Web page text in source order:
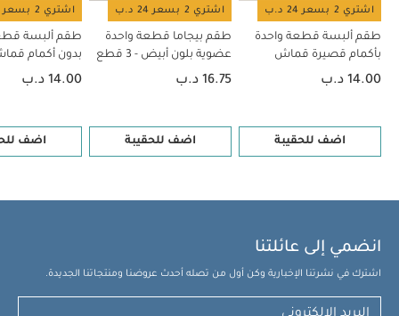
اشتري 2 بسعر 24 د.ب
طقم ألبسة قطعة واحدة
بأكمام قصيرة قماش
عضوي بلون أبيض - 5 قطع
14.00 د.ب
اضف للحقيبة
اشتري 2 بسعر 24 د.ب
طقم بيجاما قطعة واحدة
عضوية بلون أبيض - 3 قطع
16.75 د.ب
اضف للحقيبة
اشتري 2 بسعر 24 د.ب
طقم ألبسة
بدون أكمام
بلون أبيض - 5 قطع
14.00 د.ب
اضف
انضمي إلى عائلتنا
اشترك في نشرتنا الإخبارية وكن أول من تصله أحدث عروضنا ومنتجاتنا الجديدة.